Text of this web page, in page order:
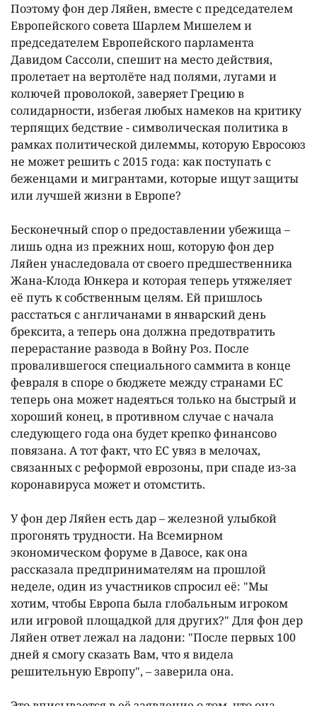
Поэтому фон дер Ляйен, вместе с председателем
Европейского совета Шарлем Мишелем и
председателем Европейского парламента
Давидом Сассоли, спешит на место действия,
пролетает на вертолëте над полями, лугами и
колючей проволокой, заверяет Грецию в
солидарности, избегая любых намеков на критику
терпящих бедствие - символическая политика в
рамках политической дилеммы, которую Евросоюз
не может решить с 2015 года: как поступать с
беженцами и мигрантами, которые ищут защиты
или лучшей жизни в Европе?
Бесконечный спор о предоставлении убежища –
лишь одна из прежних нош, которую фон дер
Ляйен унаследовала от своего предшественника
Жана-Клода Юнкера и которая теперь утяжеляет
еë путь к собственным целям. Ей пришлось
расстаться с англичанами в январский день
брексита, а теперь она должна предотвратить
перерастание развода в Войну Роз. После
провалившегося специального саммита в конце
февраля в споре о бюджете между странами ЕС
теперь она может надеяться только на быстрый и
хороший конец, в противном случае с начала
следующего года она будет крепко финансово
повязана. А тот факт, что ЕС увяз в мелочах,
связанных с реформой еврозоны, при спаде из-за
коронавируса может и отомстить.
У фон дер Ляйен есть дар – железной улыбкой
прогонять трудности. На Всемирном
экономическом форуме в Давосе, как она
рассказала предпринимателям на прошлой
неделе, один из участников спросил еë: "Мы
хотим, чтобы Европа была глобальным игроком
или игровой площадкой для других?" Для фон дер
Ляйен ответ лежал на ладони: "После первых 100
дней я смогу сказать Вам, что я видела
решительную Европу", – заверила она.